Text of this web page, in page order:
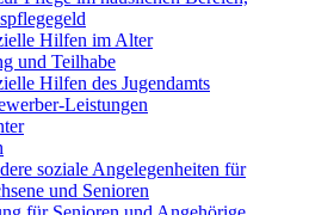
Hilfen im Alter
und Teilhabe
Hilfen des Jugendamts
Leistungen
soziale Angelegenheiten für
und Senioren